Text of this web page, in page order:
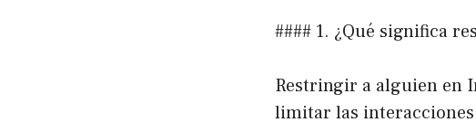
#### 1. ¿Qué significa
Restringir a alguien en
limitar las interacciones